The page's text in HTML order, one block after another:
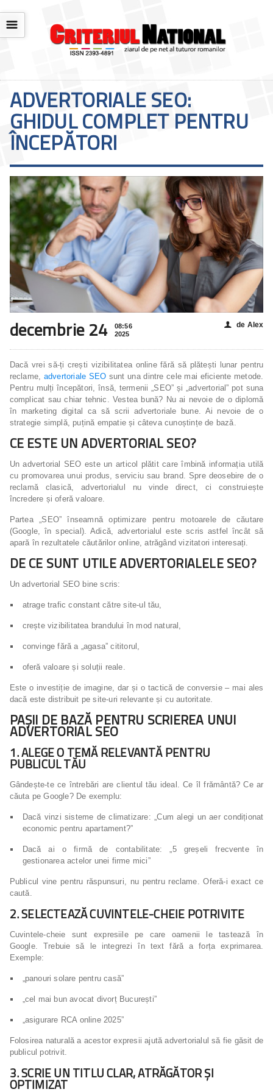
☰
ADVERTORIALE SEO:
GHIDUL COMPLET PENTRU
ÎNCEPĂTORI
decembrie 24
08:56
2025
👤 de Alex
Dacă vrei să-ți crești vizibilitatea online fără să plătești lunar pentru
reclame, advertoriale SEO sunt una dintre cele mai eficiente metode.
Pentru mulți începători, însă, termenii „SEO” și „advertorial” pot suna
complicat sau chiar tehnic. Vestea bună? Nu ai nevoie de o diplomă
în marketing digital ca să scrii advertoriale bune. Ai nevoie de o
strategie simplă, puțină empatie și câteva cunoștințe de bază.
CE ESTE UN ADVERTORIAL SEO?
Un advertorial SEO este un articol plătit care îmbină informația utilă
cu promovarea unui produs, serviciu sau brand. Spre deosebire de o
reclamă clasică, advertorialul nu vinde direct, ci construiește
încredere și oferă valoare.
Partea „SEO” înseamnă optimizare pentru motoarele de căutare
(Google, în special). Adică, advertorialul este scris astfel încât să
apară în rezultatele căutărilor online, atrăgând vizitatori interesați.
DE CE SUNT UTILE ADVERTORIALELE SEO?
Un advertorial SEO bine scris:
atrage trafic constant către site-ul tău,
crește vizibilitatea brandului în mod natural,
convinge fără a „agasa” cititorul,
oferă valoare și soluții reale.
Este o investiție de imagine, dar și o tactică de conversie – mai ales
dacă este distribuit pe site-uri relevante și cu autoritate.
PAȘII DE BAZĂ PENTRU SCRIEREA UNUI
ADVERTORIAL SEO
1. ALEGE O TEMĂ RELEVANTĂ PENTRU
PUBLICUL TĂU
Gândește-te ce întrebări are clientul tău ideal. Ce îl frământă? Ce ar
căuta pe Google? De exemplu:
Dacă vinzi sisteme de climatizare: „Cum alegi un aer condiționat
economic pentru apartament?”
Dacă ai o firmă de contabilitate: „5 greșeli frecvente în
gestionarea actelor unei firme mici”
Publicul vine pentru răspunsuri, nu pentru reclame. Oferă-i exact ce
caută.
2. SELECTEAZĂ CUVINTELE-CHEIE POTRIVITE
Cuvintele-cheie sunt expresiile pe care oamenii le tastează în
Google. Trebuie să le integrezi în text fără a forța exprimarea.
Exemple:
„panouri solare pentru casă”
„cel mai bun avocat divorț București”
„asigurare RCA online 2025”
Folosirea naturală a acestor expresii ajută advertorialul să fie găsit de
publicul potrivit.
3. SCRIE UN TITLU CLAR, ATRĂGĂTOR ȘI
OPTIMIZAT